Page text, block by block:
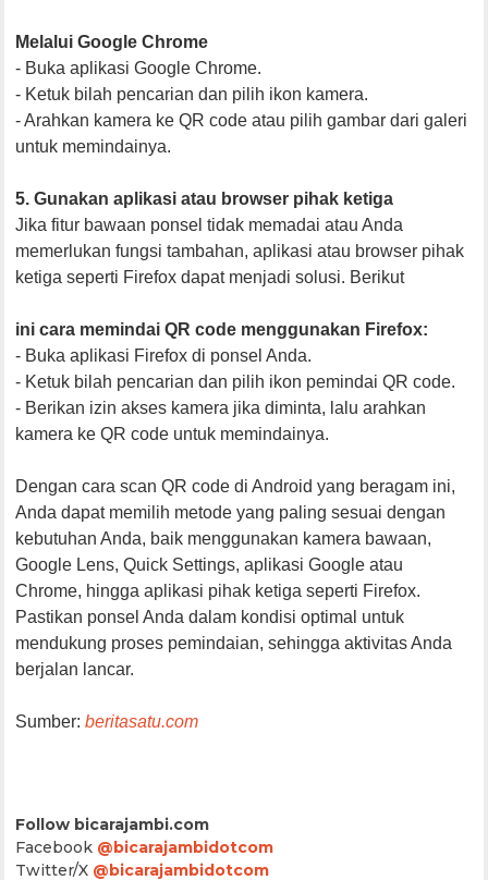
Melalui Google Chrome
- Buka aplikasi Google Chrome.
- Ketuk bilah pencarian dan pilih ikon kamera.
- Arahkan kamera ke QR code atau pilih gambar dari galeri
untuk memindainya.
5. Gunakan aplikasi atau browser pihak ketiga
Jika fitur bawaan ponsel tidak memadai atau Anda
memerlukan fungsi tambahan, aplikasi atau browser pihak
ketiga seperti Firefox dapat menjadi solusi. Berikut
ini cara memindai QR code menggunakan Firefox:
- Buka aplikasi Firefox di ponsel Anda.
- Ketuk bilah pencarian dan pilih ikon pemindai QR code.
- Berikan izin akses kamera jika diminta, lalu arahkan
kamera ke QR code untuk memindainya.
Dengan cara scan QR code di Android yang beragam ini,
Anda dapat memilih metode yang paling sesuai dengan
kebutuhan Anda, baik menggunakan kamera bawaan,
Google Lens, Quick Settings, aplikasi Google atau
Chrome, hingga aplikasi pihak ketiga seperti Firefox.
Pastikan ponsel Anda dalam kondisi optimal untuk
mendukung proses pemindaian, sehingga aktivitas Anda
berjalan lancar.
Sumber:beritasatu.com
Follow bicarajambi.com
Facebook @bicarajambidotcom
Twitter/X @bicarajambidotcom